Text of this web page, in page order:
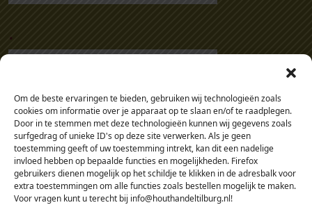
Om de beste ervaringen te bieden, gebruiken wij technologieën zoals
cookies om informatie over je apparaat op te slaan en/of te raadplegen.
Door in te stemmen met deze technologieën kunnen wij gegevens zoals
surfgedrag of unieke ID's op deze site verwerken. Als je geen
toestemming geeft of uw toestemming intrekt, kan dit een nadelige
invloed hebben op bepaalde functies en mogelijkheden. Firefox
gebruikers dienen mogelijk op het schildje te klikken in de adresbalk voor
extra toestemmingen om alle functies zoals bestellen mogelijk te maken.
Voor vragen kunt u terecht bij info@houthandeltilburg.nl!
.